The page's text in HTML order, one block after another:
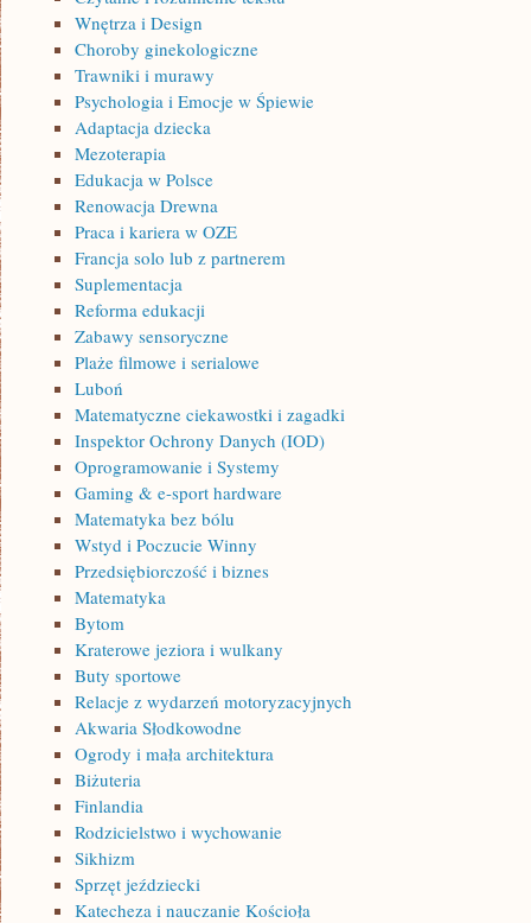
Wnętrza i Design
Choroby ginekologiczne
Trawniki i murawy
Psychologia i Emocje w Śpiewie
Adaptacja dziecka
Mezoterapia
Edukacja w Polsce
Renowacja Drewna
Praca i kariera w OZE
Francja solo lub z partnerem
Suplementacja
Reforma edukacji
Zabawy sensoryczne
Plaże filmowe i serialowe
Luboń
Matematyczne ciekawostki i zagadki
Inspektor Ochrony Danych (IOD)
Oprogramowanie i Systemy
Gaming & e-sport hardware
Matematyka bez bólu
Wstyd i Poczucie Winny
Przedsiębiorczość i biznes
Matematyka
Bytom
Kraterowe jeziora i wulkany
Buty sportowe
Relacje z wydarzeń motoryzacyjnych
Akwaria Słodkowodne
Ogrody i mała architektura
Biżuteria
Finlandia
Rodzicielstwo i wychowanie
Sikhizm
Sprzęt jeździecki
Katecheza i nauczanie Kościoła